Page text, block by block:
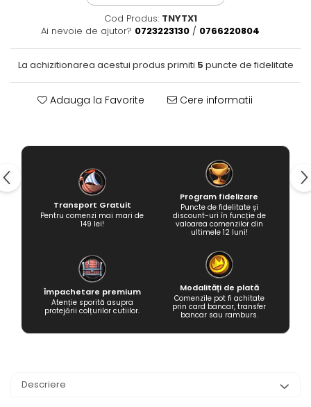
Cod Produs: TNYTX1
Ai nevoie de ajutor? 0723223130 / 0766220804
La achizitionarea acestui produs primiti 5 puncte de fidelitate
Adauga la Favorite Cere informatii
Transport Gratuit
Pentru comenzi mai mari de
149 lei!
Program fidelizare
Puncte de fidelitate și
discount-uri în funcție de
valoarea comenzilor din
ultimele 12 luni!
Împachetare premium
Atenție sporită asupra
protejării colțurilor cutiilor.
Modalități de plată
Comenzile pot fi achitate
prin card bancar, transfer
bancar sau ramburs.
Descriere